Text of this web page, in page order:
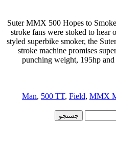
Suter MMX 500 Hopes to
stroke fans were stoked to
styled superbike smoker, the
stroke machine promises
punching weight, 195hp
, 500 TT, Field, MMX